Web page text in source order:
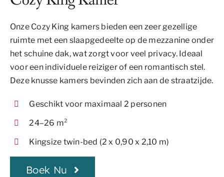
Onze Cozy King kamers bieden een zeer gezellige
ruimte met een slaapgedeelte op de mezzanine onder
het schuine dak, wat zorgt voor veel privacy. Ideaal
voor een individuele reiziger of een romantisch stel.
Deze knusse kamers bevinden zich aan de straatzijde.
Geschikt voor maximaal 2 personen
24–26 m²
Kingsize twin-bed (2 x 0,90 x 2,10 m)
Boek Nu